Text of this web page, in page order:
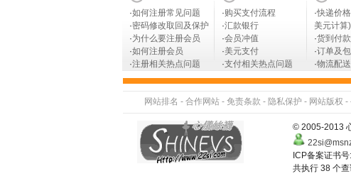
·如何注册常见问题
·密码修改取回及保护
·为什么要注册会员
·如何注册会员
·注册相关热点问题
·购买支付流程
·汇款银行
·会员冲值
·美元支付
·支付相关热点问题
·快递价
美元计算)
·货到付款
·订单及
·物流配
网站排名 - 合作网站- 免责条款 - 隐私保护 - 网站版权 -
© 2005-2013
ICP备案证书号:
共执行 38 个